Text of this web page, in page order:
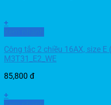
+
Công tắc 2 chiều 16AX, size
M3T31_E2_WE
85,800 đ
+